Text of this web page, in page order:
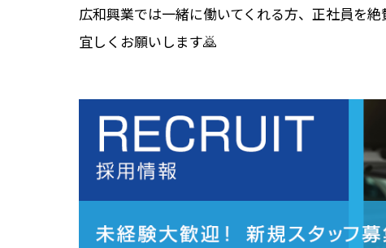
広和興業では一緒に働いてくれる方、正社員を絶
宜しくお願いします🙇